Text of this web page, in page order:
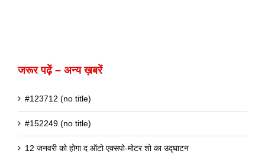
जरूर पढ़ें – अन्य ख़बरें
#123712 (no title)
#152249 (no title)
12 जनवरी को होगा द ऑटो एक्सपो-मोटर शो का उद्घाटन